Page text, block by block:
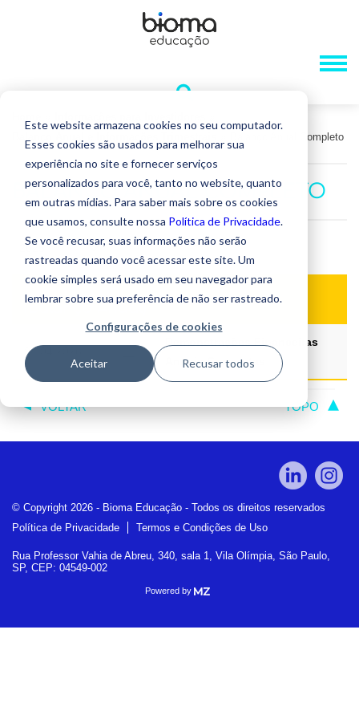
Este website armazena cookies no seu computador.
Esses cookies são usados ​​para melhorar sua
experiência no site e fornecer serviços
personalizados para você, tanto no website, quanto
em outras mídias. Para saber mais sobre os cookies
que usamos, consulte nossa Política de Privacidade.
Se você recusar, suas informações não serão
rastreadas quando você acessar este site. Um
cookie simples será usado em seu navegador para
lembrar sobre sua preferência de não ser rastreado.
Configurações de cookies
Aceitar Recusar todos
Balanço Anual Completo
BALANÇO ANUAL COMPLETO
Dados Econômico-Financeiros
(Balanço Anual)
01/04/2026
Demonstrações Financeiras
Anuais Completas
VOLTAR TOPO
© Copyright 2026 - Bioma Educação - Todos os direitos reservados
Política de Privacidade
Termos e Condições de Uso
Rua Professor Vahia de Abreu, 340, sala 1, Vila Olímpia, São Paulo,
SP, CEP: 04549-002
Powered by